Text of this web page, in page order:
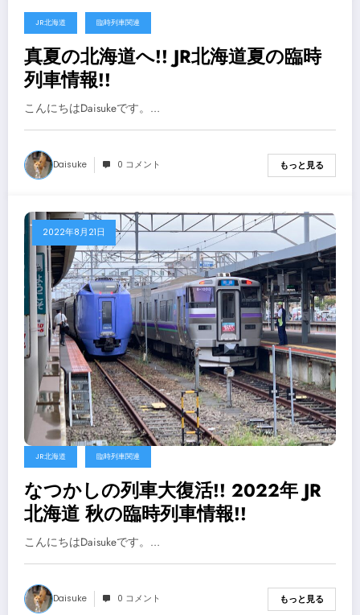
2023年5月24日
JR北海道 臨時列車関連
真夏の北海道へ!! JR北海道夏の臨時
列車情報!!
こんにちはDaisukeです。…
Daisuke 0 コメント もっと見る
2022年8月21日
JR北海道 臨時列車関連
なつかしの列車大復活!! 2022年 JR
北海道 秋の臨時列車情報!!
こんにちはDaisukeです。…
Daisuke 0 コメント もっと見る